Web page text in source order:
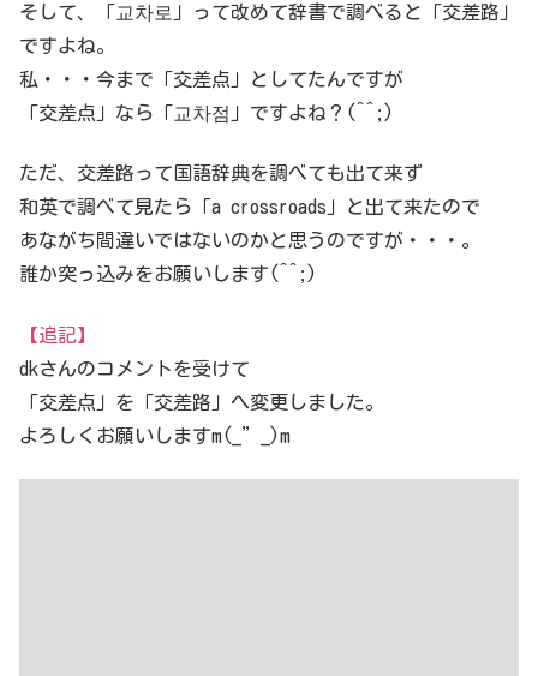
そして、「교차로」って改めて辞書で調べると「交差路」
ですよね。
私・・・今まで「交差点」としてたんですが
「交差点」なら「교차점」ですよね？(^^;)
ただ、交差路って国語辞典を調べても出て来ず
和英で調べて見たら「a crossroads」と出て来たので
あながち間違いではないのかと思うのですが・・・。
誰か突っ込みをお願いします(^^;)
【追記】
dkさんのコメントを受けて
「交差点」を「交差路」へ変更しました。
よろしくお願いしますm(_”_)m